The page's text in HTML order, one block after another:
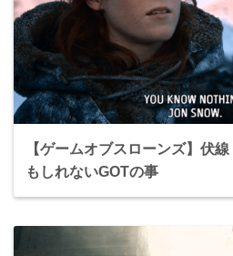
【ゲームオブスローンズ】伏
もしれないGOTの事